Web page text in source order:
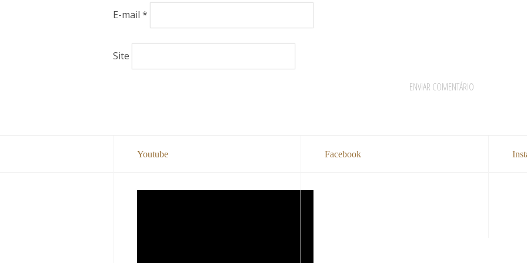
E-mail *
Site
Youtube Facebook